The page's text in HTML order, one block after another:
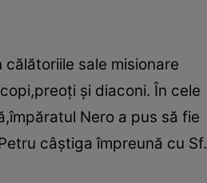
sale misionare
şi diaconi. În cele
Nero a pus să fie
câştiga împreună cu Sf.